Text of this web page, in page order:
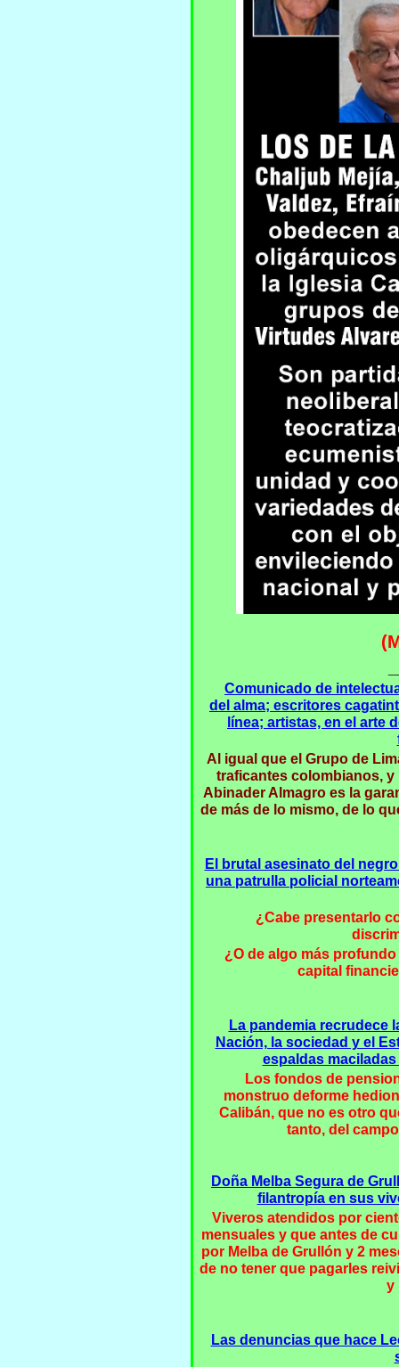
Comunicado de
del alma; escritores
línea; artistas, en el arte
Al igual que el Grupo de
traficantes colombianos,
Abinader Almagro es la
de más de lo mismo, de lo
El brutal asesinato del
una patrulla policial
¿Cabe presentarlo
¿O de algo más
capital
La pandemia recrudece
Nación, la sociedad y el
espaldas
Los fondos de
monstruo deforme
Calibán, que no es otro
tanto, del
Doña Melba Segura de
filantropía en sus
Viveros atendidos por
mensuales y que antes de
por Melba de Grullón y 2
de no tener que pagarles
y
Las denuncias que hace